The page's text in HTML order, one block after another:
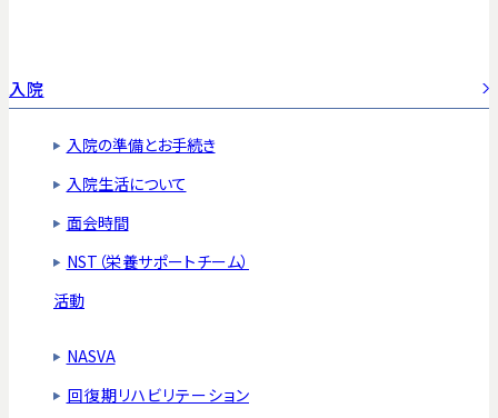
入院
入院の準備とお手続き
入院生活について
面会時間
NST（栄養サポートチーム）
活動
NASVA
回復期リハビリテーション